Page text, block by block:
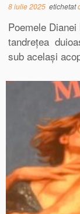
8 iulie 2025 etichetat
Poemele
tandrețea
sub același